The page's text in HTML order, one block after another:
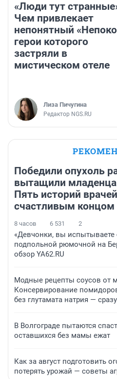
«Люди тут
Чем привлекает
непонятный
герои которого
застряли в
мистическом отеле
Лиза Пичугина
Редактор NGS.RU
Победили опухоль
вытащили младенца
Пять историй
счастливым концом
8 часов 6 531 2
«Девчонки, вы испытываете
подпольной рюмочной на
обзор YA62.RU
Модные рецепты соусов от
Консервирование
без глутамата натрия —
В Волгограде пытаются
оставшихся без мамы ежат
Как за август подготовить
потерять урожай — советы